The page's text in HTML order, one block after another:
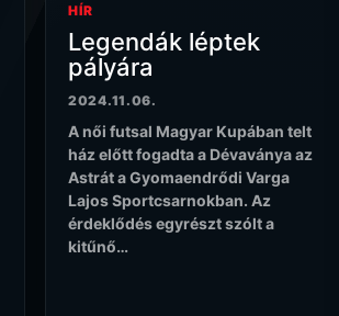
HÍR
Legendák léptek
pályára
2024.11.06.
A női futsal Magyar Kupában telt
ház előtt fogadta a Dévaványa az
Astrát a Gyomaendrődi Varga
Lajos Sportcsarnokban. Az
érdeklődés egyrészt szólt a
kitűnő…